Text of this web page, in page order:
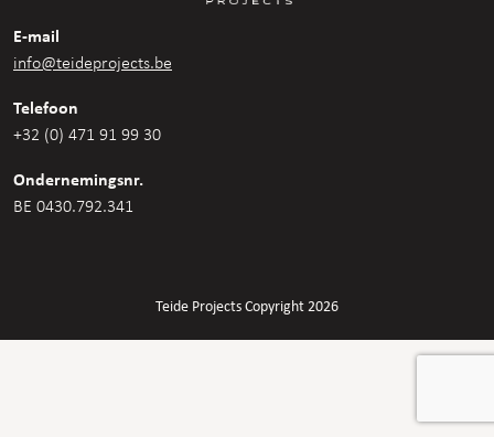
E-mail
info@teideprojects.be
Telefoon
+32 (0) 471 91 99 30
Ondernemingsnr.
BE 0430.792.341
Teide Projects Copyright 2026